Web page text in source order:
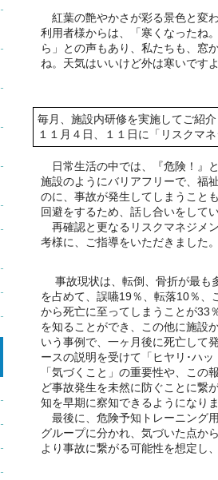
紅葉の艶やかさが彩る景色と変
利用者様からは、「寒くなったね
ら」との声もあり、私たちも、窓
ね。天気はいいけど外は寒いです
毎月、施設内研修を実施してご紹介
１１月４日、１１日に「リスクマ
日常生活の中では、『危険！』
施設のようにバリアフリーで、福
のに、事故が発生してしまうこと
回避をするため、話し合いをしてい
再確認と更なるリスクマネジメ
考様に、ご指導をいただきました。
事故現状は、転倒、骨折が最も
を占めて、誤嚥19％、転落10％、
から死亡に至ってしまうことが33
を知ることができ、この他に施設
いう事例で、一ヶ月後に死亡して
ースの説明を受けて「ヒヤリ･ハッ
「気づくこと」の重要性や、この
ど事故発生を未然に防ぐことに繋
知を早期に察知できるようになりま
最後に、危険予知トレーニング用
グループに分かれ、気づいた点か
より事故に繋がる可能性を想定し